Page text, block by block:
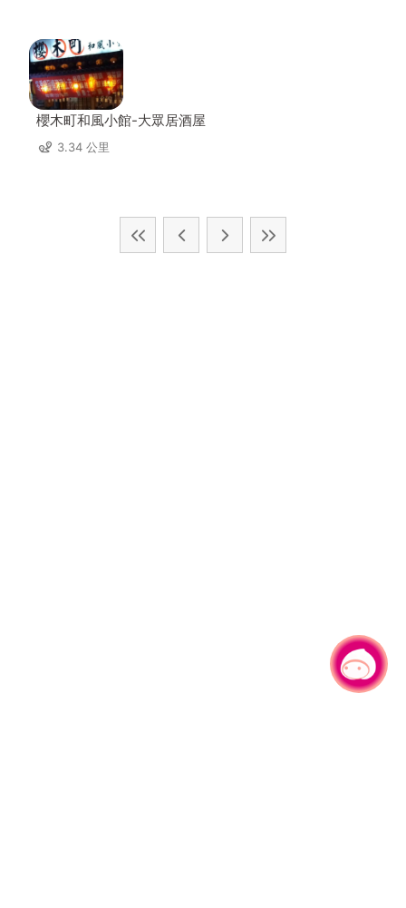
櫻木町和風小館-大眾居酒屋
3.34 公里